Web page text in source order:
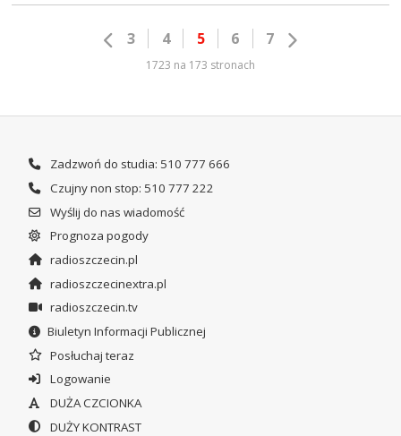
3 4 5 6 7
1723 na 173 stronach
Zadzwoń do studia: 510 777 666
Czujny non stop: 510 777 222
Wyślij do nas wiadomość
Prognoza pogody
radioszczecin.pl
radioszczecinextra.pl
radioszczecin.tv
Biuletyn Informacji Publicznej
Posłuchaj teraz
Logowanie
DUŻA CZCIONKA
DUŻY KONTRAST